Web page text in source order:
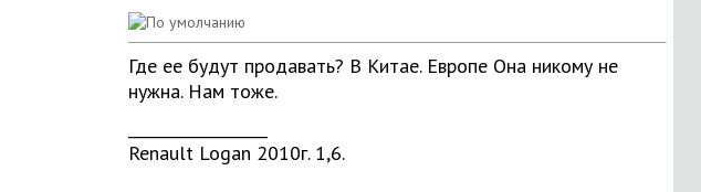
Где ее будут продавать? В Китае. Европе Она никому не
нужна. Нам тоже.
Renault Logan 2010г. 1,6.